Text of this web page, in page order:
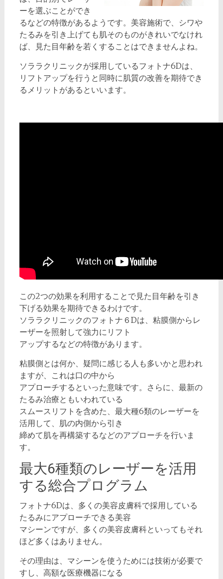
ーを選ぶことができ
るなどの特徴があるようです。美容施術で、シワや
たるみを引き上げても肌そのものがきれいでなけれ
ば、見た目年齢を若くすることはできませんよね。
ソララクリニックが採用しているフォトナ6Dは、
リフトアップを行うと同時に肌質の改善を期待でき
るメリットがあるといいます。
この2つの効果を利用することで見た目年齢を引き
下げる効果を期待できるわけです。
ソララクリニックのフォトナ６Dは、粘膜側からレ
ーザーを照射して強力にリフト
アップするなどの特徴があります。
粘膜側とは何か、疑問に感じる人も多いかと思われ
ますが、これは口の中から
アプローチするといった意味です。さらに、最新の
たるみ治療ともいわれている
スムースリフトを含めた、最大種6類のレーザーを
活用して、肌の内側から引き
締めて肌を再構築するなどのアプローチを行いま
す。
最大6種類のレーザーを活用
する総合プログラム
フォトナ6Dは、多くの美容皮膚科で採用している
たるみにアプローチできる美容
マシーンですが、多くの美容皮膚科といってもそれ
ほど多くはありません。
その理由は、マシーンを使うためには技術が必要で
すし、高額な医療機器になる